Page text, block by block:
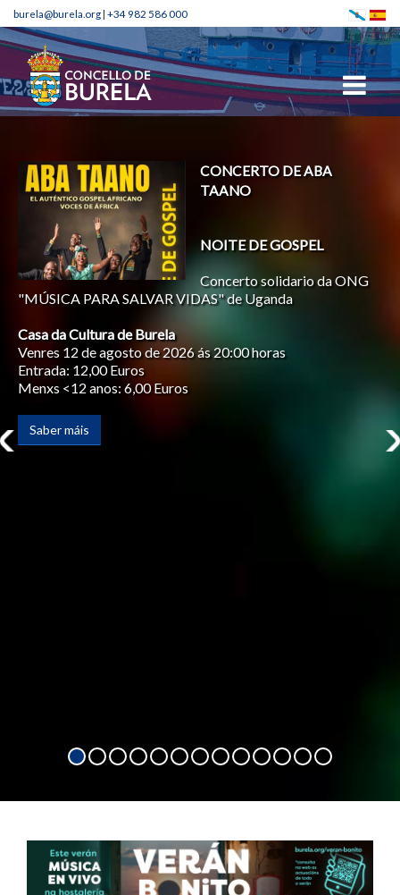
burela@burela.org| +34 982 586 000
CONCERTO DE ABA
TAANO
NOITE DE GOSPEL
Concerto solidario da ONG
"MÚSICA PARA SALVAR VIDAS" de Uganda
Casa da Cultura de Burela
Venres 12 de agosto de 2026 ás 20:00 horas
Entrada: 12,00 Euros
Menxs <12 anos: 6,00 Euros
Saber máis
CINE NA RÚA - AGOSTO DE
2026
CINE DE VERÁN EN
>> RONDALLAS
Xoves 20 de agosto de 2026 ás 22:30 horas
Saber máis